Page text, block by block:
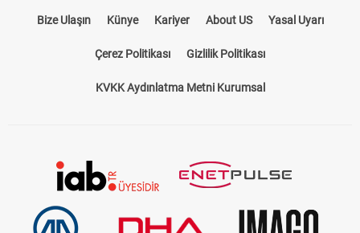
Bize Ulaşın Künye Kariyer About US Yasal Uyarı
Çerez Politikası Gizlilik Politikası
KVKK Aydınlatma Metni Kurumsal